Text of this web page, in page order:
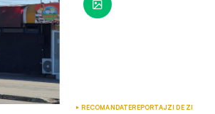
RECOMANDATEREPORTAJZI DE ZI